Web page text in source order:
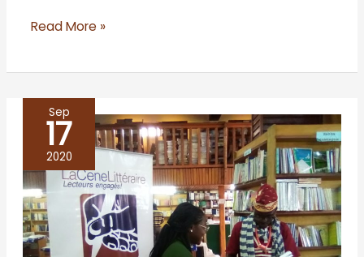
Read More »
Sep
17
2020
concours
Mongo
Beti
2019